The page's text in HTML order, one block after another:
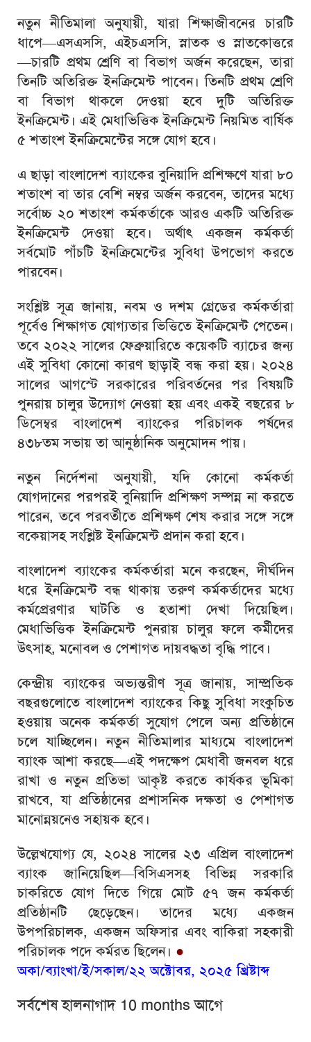
নতুন নীতিমালা অনুযায়ী, যারা শিক্ষাজীবনের চারটি
ধাপে—এসএসসি, এইচএসসি, স্নাতক ও স্নাতকোত্তরে
—চারটি প্রথম শ্রেণি বা বিভাগ অর্জন করেছেন, তারা
তিনটি অতিরিক্ত ইনক্রিমেন্ট পাবেন। তিনটি প্রথম শ্রেণি
বা বিভাগ থাকলে দেওয়া হবে দুটি অতিরিক্ত
ইনক্রিমেন্ট। এই মেধাভিত্তিক ইনক্রিমেন্ট নিয়মিত বার্ষিক
৫ শতাংশ ইনক্রিমেন্টের সঙ্গে যোগ হবে।
এ ছাড়া বাংলাদেশ ব্যাংকের বুনিয়াদি প্রশিক্ষণে যারা ৮০
শতাংশ বা তার বেশি নম্বর অর্জন করবেন, তাদের মধ্যে
সর্বোচ্চ ২০ শতাংশ কর্মকর্তাকে আরও একটি অতিরিক্ত
ইনক্রিমেন্ট দেওয়া হবে। অর্থাৎ একজন কর্মকর্তা
সর্বমোট পাঁচটি ইনক্রিমেন্টের সুবিধা উপভোগ করতে
পারবেন।
সংশ্লিষ্ট সূত্র জানায়, নবম ও দশম গ্রেডের কর্মকর্তারা
পূর্বেও শিক্ষাগত যোগ্যতার ভিত্তিতে ইনক্রিমেন্ট পেতেন।
তবে ২০২২ সালের ফেব্রুয়ারিতে কয়েকটি ব্যাচের জন্য
এই সুবিধা কোনো কারণ ছাড়াই বন্ধ করা হয়। ২০২৪
সালের আগস্টে সরকারের পরিবর্তনের পর বিষয়টি
পুনরায় চালুর উদ্যোগ নেওয়া হয় এবং একই বছরের ৮
ডিসেম্বর বাংলাদেশ ব্যাংকের পরিচালক পর্ষদের
৪৩৮তম সভায় তা আনুষ্ঠানিক অনুমোদন পায়।
নতুন নির্দেশনা অনুযায়ী, যদি কোনো কর্মকর্তা
যোগদানের পরপরই বুনিয়াদি প্রশিক্ষণ সম্পন্ন না করতে
পারেন, তবে পরবর্তীতে প্রশিক্ষণ শেষ করার সঙ্গে সঙ্গে
বকেয়াসহ সংশ্লিষ্ট ইনক্রিমেন্ট প্রদান করা হবে।
বাংলাদেশ ব্যাংকের কর্মকর্তারা মনে করছেন, দীর্ঘদিন
ধরে ইনক্রিমেন্ট বন্ধ থাকায় তরুণ কর্মকর্তাদের মধ্যে
কর্মপ্রেরণার ঘাটতি ও হতাশা দেখা দিয়েছিল।
মেধাভিত্তিক ইনক্রিমেন্ট পুনরায় চালুর ফলে কর্মীদের
উৎসাহ, মনোবল ও পেশাগত দায়বদ্ধতা বৃদ্ধি পাবে।
কেন্দ্রীয় ব্যাংকের অভ্যন্তরীণ সূত্র জানায়, সাম্প্রতিক
বছরগুলোতে বাংলাদেশ ব্যাংকের কিছু সুবিধা সংকুচিত
হওয়ায় অনেক কর্মকর্তা সুযোগ পেলে অন্য প্রতিষ্ঠানে
চলে যাচ্ছিলেন। নতুন নীতিমালার মাধ্যমে বাংলাদেশ
ব্যাংক আশা করছে—এই পদক্ষেপ মেধাবী জনবল ধরে
রাখা ও নতুন প্রতিভা আকৃষ্ট করতে কার্যকর ভূমিকা
রাখবে, যা প্রতিষ্ঠানের প্রশাসনিক দক্ষতা ও পেশাগত
মানোন্নয়নেও সহায়ক হবে।
উল্লেখযোগ্য যে, ২০২৪ সালের ২৩ এপ্রিল বাংলাদেশ
ব্যাংক জানিয়েছিল—বিসিএসসহ বিভিন্ন সরকারি
চাকরিতে যোগ দিতে গিয়ে মোট ৫৭ জন কর্মকর্তা
প্রতিষ্ঠানটি ছেড়েছেন। তাদের মধ্যে একজন
উপপরিচালক, একজন অফিসার এবং বাকিরা সহকারী
পরিচালক পদে কর্মরত ছিলেন। ●
অকা/ব্যাংখা/ই/সকাল/২২ অক্টোবর, ২০২৫ খ্রিষ্টাব্দ
সর্বশেষ হালনাগাদ 10 months আগে